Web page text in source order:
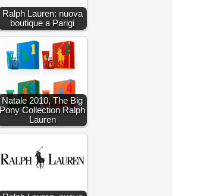
Ralph Lauren: nuova
boutique a Parigi
Natale 2010, The Big
Pony Collection Ralph
Lauren